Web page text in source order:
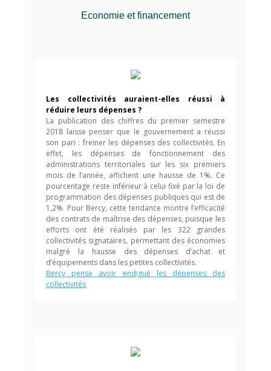
Economie et financement
Les collectivités auraient-elles réussi à
réduire leurs dépenses ?
La publication des chiffres du premier semestre
2018 laisse penser que le gouvernement a réussi
son pari : freiner les dépenses des collectivités. En
effet, les dépenses de fonctionnement des
administrations territoriales sur les six premiers
mois de l’année, affichent une hausse de 1%. Ce
pourcentage reste inférieur à celui fixé par la loi de
programmation des dépenses publiques qui est de
1,2%. Pour Bercy, cette tendance montre l’efficacité
des contrats de maîtrise des dépenses, puisque les
efforts ont été réalisés par les 322 grandes
collectivités signataires, permettant des économies
malgré la hausse des dépenses d’achat et
d’équipements dans les petites collectivités.
Bercy pense avoir endigué les dépenses des
collectivités